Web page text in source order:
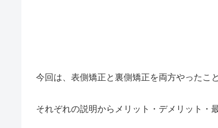
今回は、表側矯正と裏側矯正を両方やったこ
それぞれの説明からメリット・デメリット・